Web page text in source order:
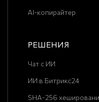
AI-копирайтер
РЕШЕНИЯ
Чат с ИИ
ИИ в Битрикс24
SHA-256